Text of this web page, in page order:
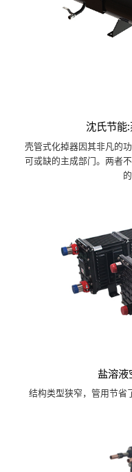
沈氏节能
壳管式化掉器因其非凡的
可或缺的主成部门。两者
盐溶液
结构类型狭窄，管用节省